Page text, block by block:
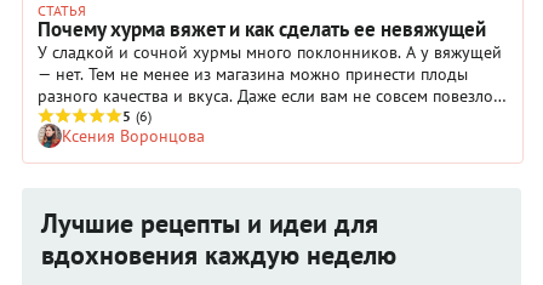
СТАТЬЯ
Почему хурма вяжет и как сделать ее невяжущей
У сладкой и сочной хурмы много поклонников. А у вяжущей
— нет. Тем не менее из магазина можно принести плоды
разного качества и вкуса. Даже если вам не совсем повезло с
уловом, есть несколько способов, как сделать так, чтобы
хурма не вязала. Выбирайте любой.
5 (6)
Ксения Воронцова
Лучшие рецепты и идеи для
вдохновения каждую неделю